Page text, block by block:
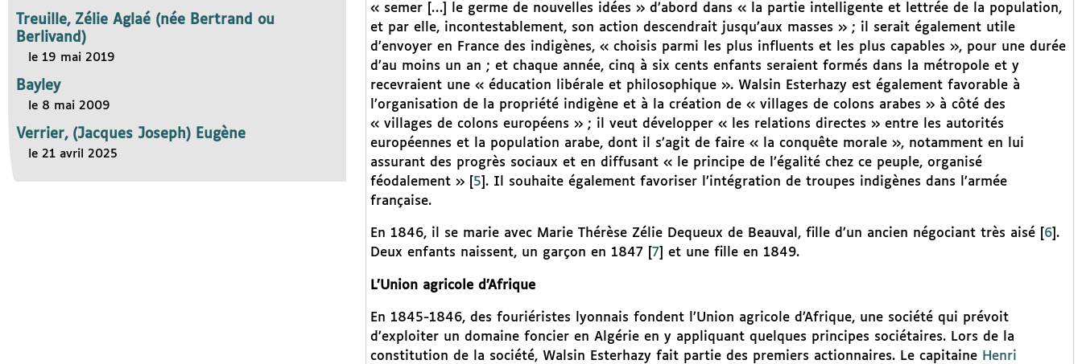
« semer […] le germe de nouvelles idées » d’abord dans « la partie intelligente et lettrée de la population,
et par elle, incontestablement, son action descendrait jusqu’aux masses » ; il serait également utile
d’envoyer en France des indigènes, « choisis parmi les plus influents et les plus capables », pour une durée
d’au moins un an ; et chaque année, cinq à six cents enfants seraient formés dans la métropole et y
recevraient une « éducation libérale et philosophique ». Walsin Esterhazy est également favorable à
l’organisation de la propriété indigène et à la création de « villages de colons arabes » à côté des
« villages de colons européens » ; il veut développer « les relations directes » entre les autorités
européennes et la population arabe, dont il s’agit de faire « la conquête morale », notamment en lui
assurant des progrès sociaux et en diffusant « le principe de l’égalité chez ce peuple, organisé
féodalement »[ 5 . Il souhaite également favoriser l’intégration de troupes indigènes dans l’armée
française.
En 1846, il se marie avec Marie Thérèse Zélie Dequeux de Beauval, fille d’un ancien négociant très aisé[ 6] .
Deux enfants naissent, un garçon en 1847
7 et une fille en 1849.
L’Union agricole d’Afrique
En 1845-1846, des fouriéristes lyonnais fondent l’Union agricole d’Afrique, une société qui prévoit
d’exploiter un domaine foncier en Algérie en y appliquant quelques principes sociétaires. Lors de la
constitution de la société, Walsin Esterhazy fait partie des premiers actionnaires. Le capitaine Henri
Treuille, Zélie Aglaé (née Bertrand ou
Berlivand)
le 19 mai 2019
Bayley
le 8 mai 2009
Verrier, (Jacques Joseph) Eugène
le 21 avril 2025